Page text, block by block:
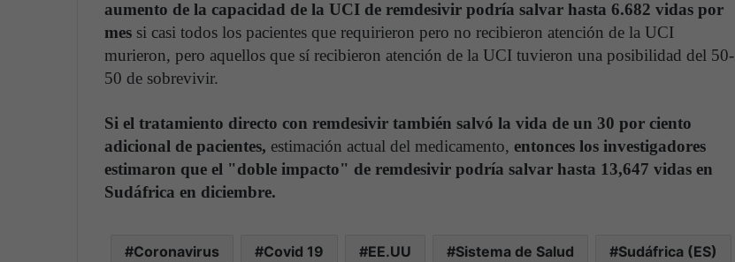
aumento de la capacidad de la UCI de remdesivir podría salvar hasta 6.682 vidas por
mes si casi todos los pacientes que requirieron pero no recibieron atención de la UCI
murieron, pero aquellos que sí recibieron atención de la UCI tuvieron una posibilidad del 50-
50 de sobrevivir.
Si el tratamiento directo con remdesivir también salvó la vida de un 30 por ciento
adicional de pacientes, estimación actual del medicamento, entonces los investigadores
estimaron que el "doble impacto" de remdesivir podría salvar hasta 13,647 vidas en
Sudáfrica en diciembre.
Coronavirus Covid 19 EE.UU Sistema de Salud Sudáfrica (ES)